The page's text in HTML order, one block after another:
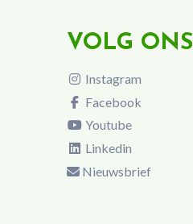
VOLG ONS
Instagram
Facebook
Youtube
Linkedin
Nieuwsbrief